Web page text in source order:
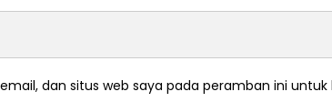
dan situs web saya pada peramban ini